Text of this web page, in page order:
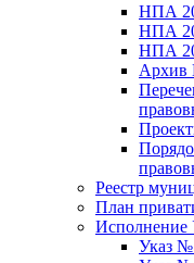
НПА
НПА
НПА
Архив
Реестр
План
Исполнение
Указ №